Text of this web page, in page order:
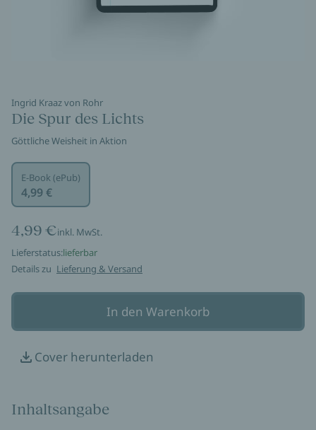
Ingrid Kraaz von Rohr
Die Spur des Lichts
Göttliche Weisheit in Aktion
E-Book (ePub)
4,99 €
4,99 €inkl. MwSt.
Lieferstatus:lieferbar
Details zu Lieferung & Versand
In den Warenkorb
Cover herunterladen
Inhaltsangabe